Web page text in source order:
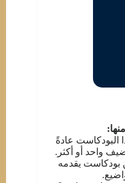
البودكاست عادةً
واحد أو أكثر.
بودكاست يقدمه